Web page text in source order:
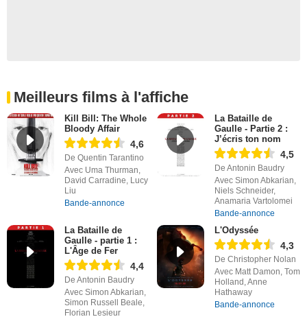
Meilleurs films à l'affiche
Kill Bill: The Whole
Bloody Affair
4,6
De Quentin Tarantino
Avec Uma Thurman,
David Carradine, Lucy
Liu
Bande-annonce
La Bataille de
Gaulle - Partie 2 :
J’écris ton nom
4,5
De Antonin Baudry
Avec Simon Abkarian,
Niels Schneider,
Anamaria Vartolomei
Bande-annonce
La Bataille de
Gaulle - partie 1 :
L'Âge de Fer
4,4
De Antonin Baudry
Avec Simon Abkarian,
Simon Russell Beale,
Florian Lesieur
L'Odyssée
4,3
De Christopher Nolan
Avec Matt Damon, Tom
Holland, Anne
Hathaway
Bande-annonce